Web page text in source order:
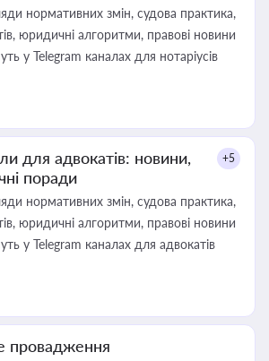
нормативних змін, судова практика,
юридичні алгоритми, правові новини
у Telegram каналах для нотаріусів
для адвокатів: новини,
поради
+5
нормативних змін, судова практика,
юридичні алгоритми, правові новини
у Telegram каналах для адвокатів
провадження